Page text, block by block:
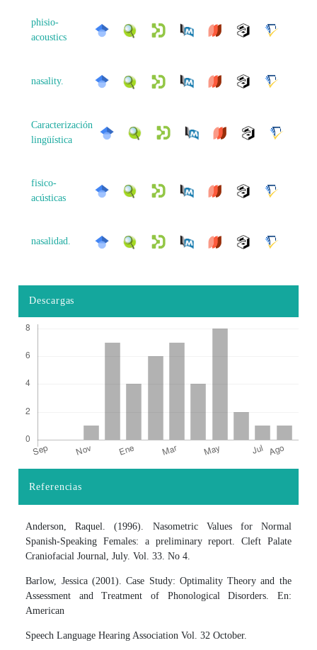
phisio-
acoustics
nasality.
Caracterización
lingüística
fisico-
acústicas
nasalidad.
Descargas
Referencias
Anderson, Raquel. (1996). Nasometric Values for Normal
Spanish-Speaking Females: a preliminary report. Cleft Palate
Craniofacial Journal, July. Vol. 33. No 4.
Barlow, Jessica (2001). Case Study: Optimality Theory and the
Assessment and Treatment of Phonological Disorders. En:
American
Speech Language Hearing Association Vol. 32 October.